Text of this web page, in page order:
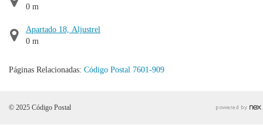
0 m
Apartado 18, Aljustrel
0 m
Páginas Relacionadas: Código Postal 7601-909
© 2025 Código Postal